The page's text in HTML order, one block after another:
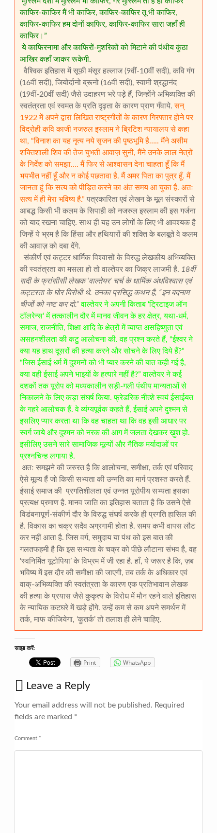
काफिर-काफिर मैं भी काफिर, काफिर-काफिर तू भी काफिर,
काफिर-काफिर हम दोनों काफिर, काफिर-काफिर सारा जहाँ ही
काफिर।”
ये काफिरनामा और काफिरों-मुशरिकों को मिटाने की पंथीय कुंठा
आखिर कहाँ जाकर रूकेगी.
वैश्विक इतिहास में सूफ़ी मंसूर हल्लाज (9वीं-10वीं सदी), कवि गंग
(16वीं सदी), जियोर्दानो ब्रूनो (16वीं सदी), स्वामी श्रद्धानंद
(19वीं-20वीं सदी) जैसे उदाहरण भरे पड़े हैं, जिन्होंने अभिव्यक्ति की
स्वतंत्रता एवं स्वमत के प्रति दृढ़ता के कारण प्राण गँवाये.सन्
1922 में अपने द्वारा लिखित राष्ट्रगीतों के कारण गिरफ्तार होने पर
विद्रोही कवि काजी नजरुल इस्लाम ने ब्रिटिश न्यायालय से कहा
था, “विनाश का यह नृत्य नये सृजन की पृष्ठभूमि है….. मैंने असीम
शक्तिशाली शिव की तेज चुभती आवाज़ सुनी, मैंने उनके लाल नेत्रों
के निर्देश को समझा…. मैं फिर से आश्वासन देना चाहता हूँ कि मैं
भयभीत नहीं हूँ और न कोई पछतावा है. मैं अमर पिता का पुत्र हूँ. मैं
जानता हूं कि सत्य को पीड़ित करने का अंत समय आ चुका है. अतः
सत्य में ही मेरा भविष्य है.” पत्रकारिता एवं लेखन के मूल संस्कारों से
आबद्ध किसी भी कलम के सिपाही को नजरुल इस्लाम की इस गर्जना
को याद रखना चाहिए. साथ ही यह उन लोगों के लिए भी आवश्यक है
जिन्हें ये भ्रम है कि हिंसा और हथियारों की शक्ति के बलबूते वे कलम
की आवाज़ को दबा देंगे.
संकीर्ण एवं कट्टर धार्मिक विश्वासों के विरुद्ध लेखकीय अभिव्यक्ति
की स्वतंत्रता का मसला हो तो वाल्तेयर का जिक्र लाजमी है. 18वीं
सदी के फ्रांसीसी लेखक ‘वाल्तेयर’ चर्च के धार्मिक अंधविश्वास एवं
कट्टरता के घोर विरोधी थे. उनका प्रसिद्ध कथन है, “इन बदनाम
चीजों को नष्ट कर दो.”वाल्तेयर ने अपनी किताब ‘ट्रिटाइज ऑन
टॉलरेन्स’ में तत्कालीन दौर में मानव जीवन के हर क्षेत्र, यथा-धर्म,
समाज, राजनीति, शिक्षा आदि के क्षेत्रों में व्याप्त असहिष्णुता एवं
असहनशीलता की कटु आलोचना की. वह प्रश्न करते हैं, “ईश्वर ने
क्या यह हाथ दूसरों की हत्या करने और सोचने के लिए दिये हैं?”
“जिस ईसाई धर्म में दुश्मनों को भी प्यार करने की बात कही गई है,
क्या वही ईसाई अपने भाइयों के हत्यारे नहीं है?” वाल्तेयर ने कई
दशकों तक यूरोप को मध्यकालीन सड़ी-गली पंथीय मान्यताओं से
निकालने के लिए कड़ा संघर्ष किया. फ्रेडरिक नीत्शे स्वयं ईसाईयत
के गहरे आलोचक हैं. वे व्यंग्यपूर्वक कहते हैं, ईसाई अपने दुश्मन से
इसलिए प्यार करता था कि वह चाहता था कि वह इसी आधार पर
स्वर्ग जाये और दुश्मन को नरक की आग में जलता देखकर ख़ुश हो.
इसीलिए उसने सारे सामाजिक मूल्यों और नैतिक मर्यादाओं पर
प्रश्नचिन्ह लगाया है.
अतः समझने की जरुरत है कि आलोचना, समीक्षा, तर्क एवं परिवाद
ऐसे मूल्य हैं जो किसी सभ्यता की उन्नति का मार्ग प्रशस्त करते हैं.
ईसाई समाज की प्रगतिशीलता एवं उन्नत यूरोपीय सभ्यता इसका
प्रत्यक्ष प्रमाण है. मानव जाति का इतिहास बताता है कि उसने ऐसे
विडंबनापूर्ण-संकीर्ण दौर के विरुद्ध संघर्ष करके ही प्रगति हासिल की
है. विकास का चक्र सदैव अग्रगामी होता है. समय कभी वापस लौट
कर नहीं आता है. जिस वर्ग, समुदाय या पंथ को इस बात की
गलतफहमी है कि इस सभ्यता के चक्र को पीछे लौटाना संभव है, वह
‘स्वनिर्मित यूटोपिया’ के विभ्रम में जी रहा है. हाँ, ये जरूर है कि, ज़ब
भविष्य में इस दौर की समीक्षा की जाएगी, तब तर्क के अधिकार एवं
वाक्-अभिव्यक्ति की स्वतंत्रता के कारण एक प्रतिभावान लेखक
की हत्या के प्रयास जैसे कुकृत्य के विरोध में मौन रहने वाले इतिहास
के न्यायिक कटघरे में खड़े होंगे. उन्हें कम से कम अपने समर्थन में
तर्क, माफ कीजियेगा, ‘कुतर्क’ तो तलाश ही लेने चाहिए.
साझा करें:
Print WhatsApp
Leave a Reply
Your email address will not be published. Required
fields are marked *
Comment *